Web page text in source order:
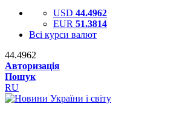
USD 44.4962
EUR 51.3814
Всі курси валют
44.4962
Авторизація
Пошук
RU